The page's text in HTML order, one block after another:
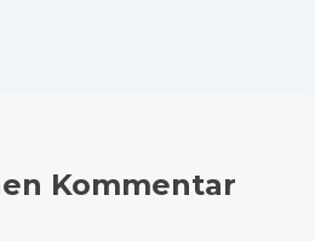
Kommentar